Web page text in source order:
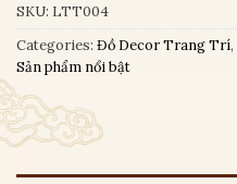
SKU: LTT004
Categories: Đồ Decor Trang Trí,
Sản phẩm nổi bật